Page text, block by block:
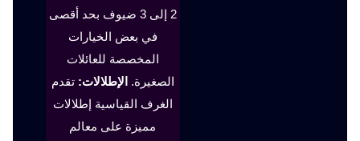
2 إلى 3 ضيوف بحد أقصى
في بعض الخيارات
المخصصة للعائلات
الصغيرة. الإطلالات: تقدم
الغرف القياسية إطلالات
مميزة على معالم